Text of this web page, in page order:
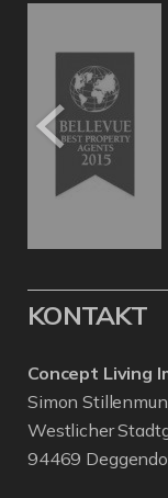
KONTAKT
Concept Living
Simon
Westlicher
94469